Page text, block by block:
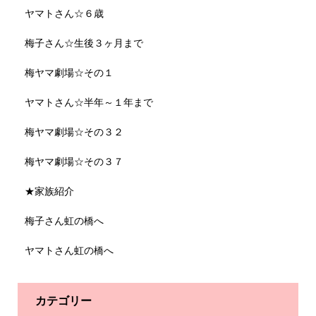
ヤマトさん☆６歳
梅子さん☆生後３ヶ月まで
梅ヤマ劇場☆その１
ヤマトさん☆半年～１年まで
梅ヤマ劇場☆その３２
梅ヤマ劇場☆その３７
★家族紹介
梅子さん虹の橋へ
ヤマトさん虹の橋へ
カテゴリー